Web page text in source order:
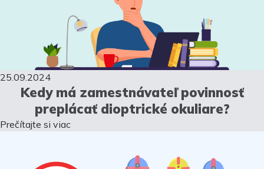
25.09.2024
Kedy má zamestnávateľ povinnosť
preplácať dioptrické okuliare?
Prečítajte si viac